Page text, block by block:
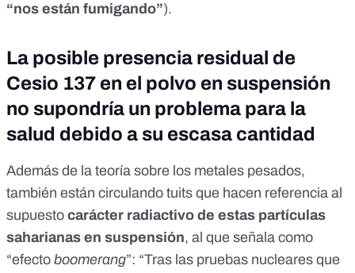
“nos están fumigando”).
La posible presencia residual de
Cesio 137 en el polvo en suspensión
no supondría un problema para la
salud debido a su escasa cantidad
Además de la teoría sobre los metales pesados,
también están circulando tuits que hacen referencia al
supuesto carácter radiactivo de estas partículas
saharianas en suspensión, al que señala como
“efecto boomerang”: “Tras las pruebas nucleares que